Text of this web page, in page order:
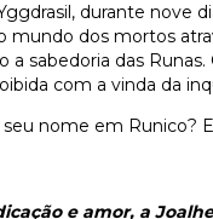
durante nove
mundo dos mortos
a sabedoria das
com a vinda da
nome em Runico?
e amor, a